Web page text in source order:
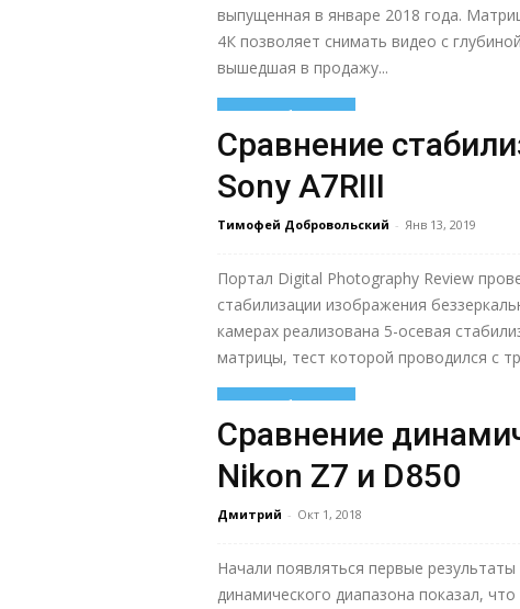
выпущенная в январе 2018 года.
4К позволяет снимать видео с
вышедшая в продажу...
Узнать больше
Сравнение
Sony A7RIII
Тимофей Добровольский - Янв 13, 2019
Портал Digital Photography Review
стабилизации изображения
камерах реализована 5-осевая
матрицы, тест которой проводился с
Узнать больше
Сравнение
Nikon Z7 и D850
Дмитрий - Окт 1, 2018
Начали появляться первые
динамического диапазона показал,